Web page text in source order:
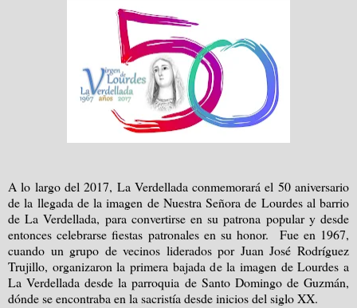
A lo largo del 2017, La Verdellada conmemorará el 50 aniversario
de la llegada de la imagen de Nuestra Señora de Lourdes al barrio
de La Verdellada, para convertirse en su patrona popular y desde
entonces celebrarse fiestas patronales en su honor. Fue en 1967,
cuando un grupo de vecinos liderados por Juan José Rodríguez
Trujillo, organizaron la primera bajada de la imagen de Lourdes a
La Verdellada desde la parroquia de Santo Domingo de Guzmán,
dónde se encontraba en la sacristía desde inicios del siglo XX.